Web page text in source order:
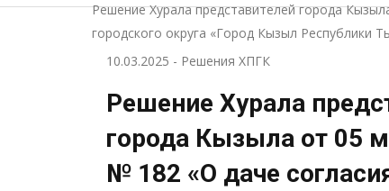
Решение Хурала представителей города
городского округа «Город Кызыл Республики
10.03.2025 - Решения ХПГК
Решение Хурала
города Кызыла от 05
№ 182 «О даче